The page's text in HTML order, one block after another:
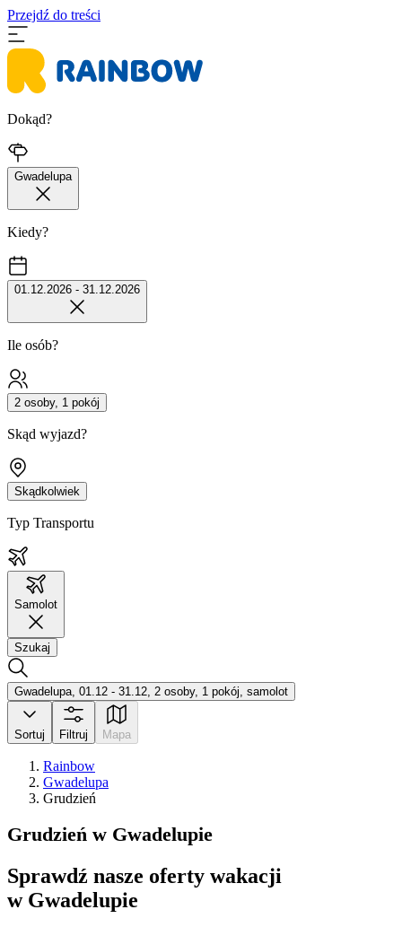
Przejdź do treści
Dokąd?
Gwadelupa
Kiedy?
01.12.2026 - 31.12.2026
Ile osób?
2 osoby, 1 pokój
Skąd wyjazd?
Skądkolwiek
Typ Transportu
Samolot
Szukaj
Gwadelupa, 01.12 - 31.12, 2 osoby, 1 pokój, samolot
Sortuj Filtruj Mapa
Rainbow
Gwadelupa
Grudzień
Grudzień w Gwadelupie
Sprawdź nasze oferty wakacji
w Gwadelupie